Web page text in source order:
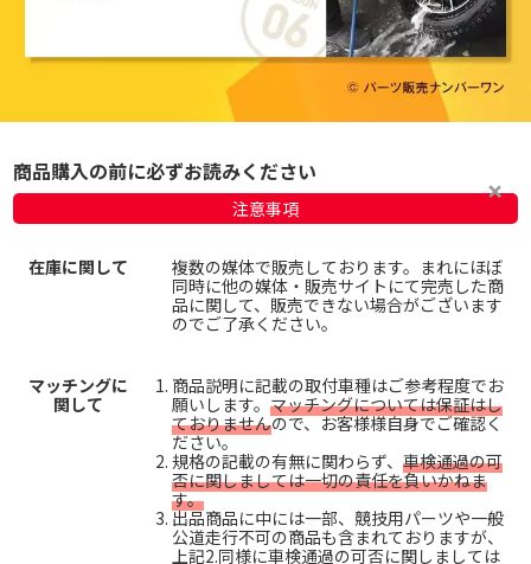
商品購入の前に必ずお読みください
注意事項
在庫に関して
複数の媒体で販売しております。まれにほぼ
同時に他の媒体・販売サイトにて完売した商
品に関して、販売できない場合がございます
のでご了承ください。
マッチングに
関して
商品説明に記載の取付車種はご参考程度でお
願いします。 マッチングについては保証はし
ておりませんので、お客様様自身でご確認く
ださい。
規格の記載の有無に関わらず、 車検通過の可
否に関しましては一切の責任を負いかねま
す。
出品商品に中には一部、競技用パーツや一般
公道走行不可の商品も含まれておりますが、
上記2.同様に車検通過の可否に関しましては